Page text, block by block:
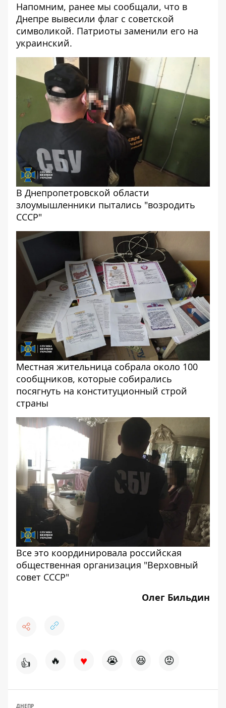
Напомним, ранее мы сообщали, что в
Днепре вывесили флаг с советской
символикой. Патриоты заменили его на
украинский.
В Днепропетровской области
злоумышленники пытались "возродить
СССР"
Местная жительница собрала около 100
сообщников, которые собирались
посягнуть на конституционный строй
страны
Все это координировала российская
общественная организация "Верховный
совет СССР"
Олег Бильдин
👍 🔥 ♥ 😭 😆 😡
ДНЕПР